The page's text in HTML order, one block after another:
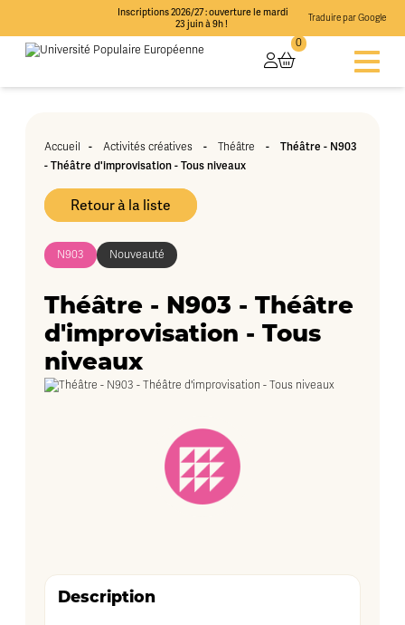
Inscriptions 2026/27 : ouverture le mardi
23 juin à 9h !
Traduire par Google
0
Accueil - Activités créatives - Théâtre - Théâtre - N903
- Théâtre d'improvisation - Tous niveaux
Retour à la liste
N903 Nouveauté
Théâtre - N903 - Théâtre
d'improvisation - Tous
niveaux
Description